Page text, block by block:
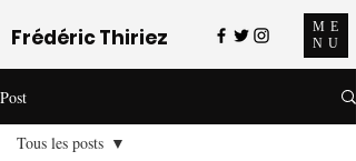
Frédéric Thiriez
ME
NU
Post
Tous les posts